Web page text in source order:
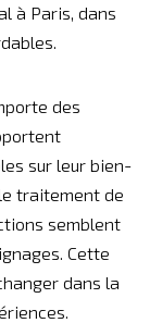
à Paris, dans
des
sur leur bien-
traitement de
semblent
Cette
dans la